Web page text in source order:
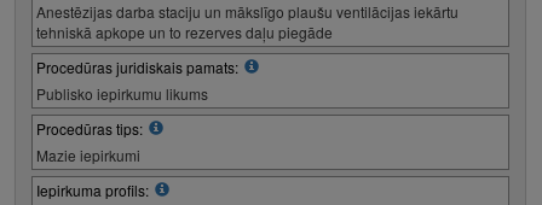
Anestēzijas darba staciju un mākslīgo plaušu ventilācijas iekārtu
tehniskā apkope un to rezerves daļu piegāde
Procedūras juridiskais pamats:
Publisko iepirkumu likums
Procedūras tips:
Mazie iepirkumi
Iepirkuma profils: